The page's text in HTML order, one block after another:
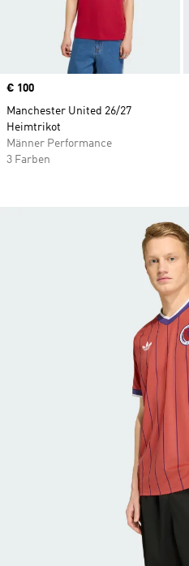
Price
€ 100
Manchester United 26/27
Heimtrikot
Männer Performance
3 Farben